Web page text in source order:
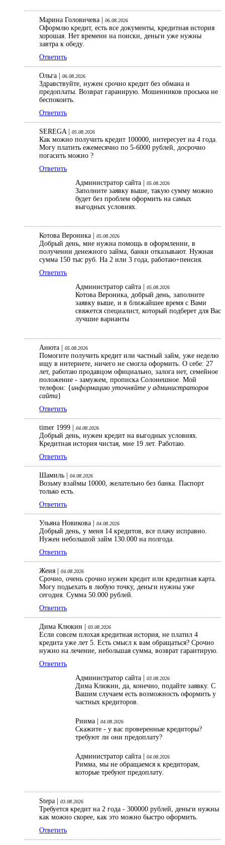
Марина Головичева | 06.08.2026
Оформлю кредит, есть все документы, кредитная история
хорошая. Нет времени на поиски, деньги уже нужны
завтра к обеду.
Ответить
Ольга | 06.08.2026
Здравствуйте, нужен срочно кредит без обмана и
предоплаты. Возврат гаранирую. Мошенников просьюа не
беспокоить.
Ответить
SEREGA | 05.08.2026
Как можно получить кредит 100000, интересует на 4 года.
Могу платить ежемесячно по 5-6000 рублей, досрочно
погасить можно ?
Ответить
Администратор сайта |
05.08.2026
Заполните заявку выше, такую сумму можно
будет без проблем оформить на самых
выгодных условиях.
Котова Вероника | 05.08.2026
Добрый день, мне нужна помощь в оформлении, в
получении денежного займа, банки отказывают. Нужная
сумма 150 тыс руб. На 2 или 3 года, работаю+пенсия.
Ответить
Администратор сайта |
05.08.2026
Котова Вероника, добрый день, заполните
заявку выше, и в ближайшее время с Вами
свяжется специалист, который подберет для Вас
лучшие варианты
Анюта | 05.08.2026
Помогите получить кредит или частный займ, уже неделю
ищу в интернете, ничего не смогла оформить. О себе: 27
лет, работаю продавцом официально, залога нет, семейное
положение - замужем, прописка Солонешное. Мой
телефон: {информацию уточняйте у администраторов
сайта}
Ответить
timer 1999 | 04.08.2026
Добрый день, нужен кредит на выгодных условиях.
Кредитная история чистая, мне 19 лет. Работаю.
Ответить
Шамиль | 04.08.2026
Возьму взаймы 10000, желательно без банка. Паспорт
только есть.
Ответить
Ульяна Новикова | 04.08.2026
Добрый день, у меня 14 кредитов, все плачу исправно.
Нужен небольшой займ 130.000 на полгода.
Ответить
Женя | 04.08.2026
Срочно, очень срочно нужен кредит или кредитная карта.
Могу подьехать в любую точку, деньги нужны уже
сегодня. Сумма 50.000 рублей.
Ответить
Дима Клюкин | 03.08.2026
Если совсем плохая кредитная история, не платил 4
кредита уже лет 5. Есть смысл к вам обращаться? Срочно
нужно на лечение, небольшая сумма, возврат гарантирую.
Ответить
Администратор сайта |
03.08.2026
Дима Клюкин, да, конечно, подайте заявку. С
Вашим случаем есть возможность оформить у
частных кредиторов.
Риима | 04.08.2026
Скажите - у вас проверенные кредиторы?
требуют ли они предоплату?
Администратор сайта | 04.08.2026
Римма, мы не обращаемся к кредиторам,
которые требуют предоплату.
Stepa | 03.08.2026
Требуется кредит на 2 года - 300000 рублей, деньги нужны
как можно скорее, как это можно быстро оформить.
Ответить